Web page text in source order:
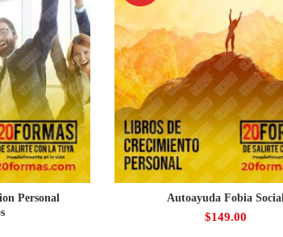
Personal
Autoayuda Fobia Social
$149.00